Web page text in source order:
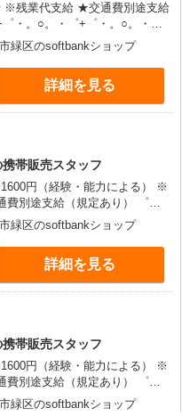
※残業代支給 ★交通費別途支給
給(規定有) お友達を紹介
支給(規定有) ★月2回払
規程有）★ ゜・。○。・゜
緑区のsoftbankショップ
詳細を見る
帯販売スタッフ
円（経験・能力による） ※
別途支給（規定あり） ゜
・。○。・゜+゜ 入社祝い金10
゜+゜・。○。・゜+゜
緑区のsoftbankショップ
詳細を見る
帯販売スタッフ
円（経験・能力による） ※
別途支給（規定あり） ゜
・。○。・゜+゜ 入社祝い金10
緑区のsoftbankショップ